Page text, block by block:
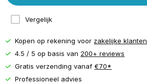
Vergelijk
Kopen op rekening voor zakelijke klanten
4.5 / 5 op basis van 200+ reviews
Gratis verzending vanaf€70*
Professioneel advies